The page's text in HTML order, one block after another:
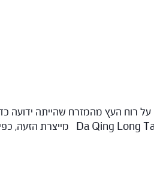
רוח העץ מהמזרח שהייתה ידועה